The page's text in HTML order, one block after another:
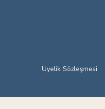
Üyelik Sözleşmesi